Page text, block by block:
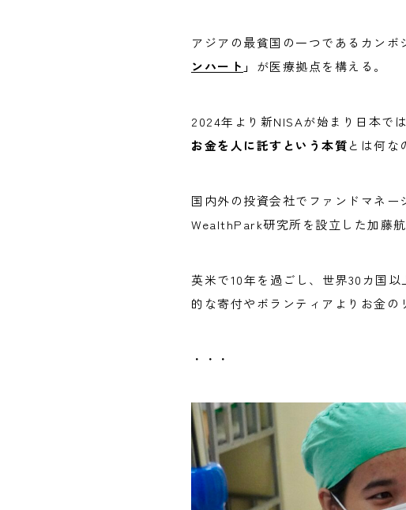
アジアの最貧国の一つであるカンボ
ンハート 」 が医療拠点を構える。
2024年より新NISAが始まり日本では
お金を人に託すという本質とは何
国内外の投資会社でファンドマネ
WealthPark研究所を設立した加藤航
英米で10年を過ごし、世界30カ国
的な寄付やボランティアよりお金の
・・・